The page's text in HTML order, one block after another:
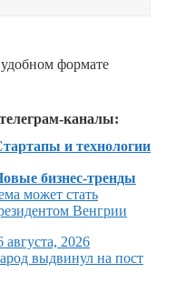
формате
каналы:
и технологии
бизнес-тренды
может стать
Венгрии
августа, 2026
выдвинул на пост